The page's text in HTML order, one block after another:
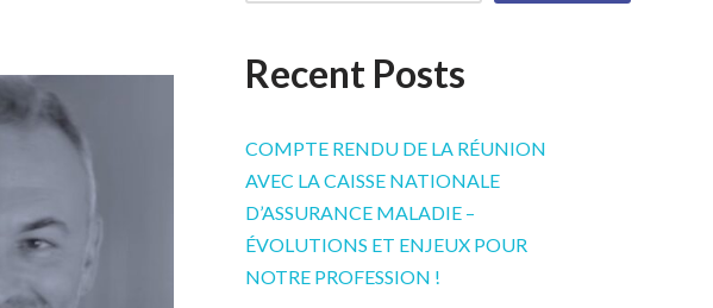
Recent Posts
COMPTE RENDU DE LA RÉUNION
AVEC LA CAISSE NATIONALE
D’ASSURANCE MALADIE –
ÉVOLUTIONS ET ENJEUX POUR
NOTRE PROFESSION !